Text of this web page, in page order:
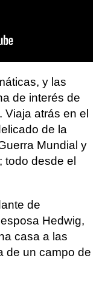
y las
de interés de
Viaja atrás en el
de la
Mundial y
todo desde el
de
Hedwig,
casa a las
de un campo de